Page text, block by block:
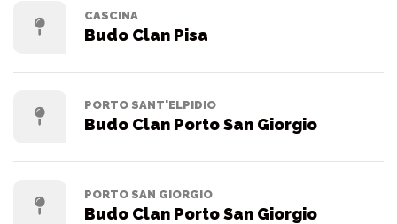
CASCINA
Budo Clan Pisa
PORTO SANT'ELPIDIO
Budo Clan Porto San Giorgio
PORTO SAN GIORGIO
Budo Clan Porto San Giorgio